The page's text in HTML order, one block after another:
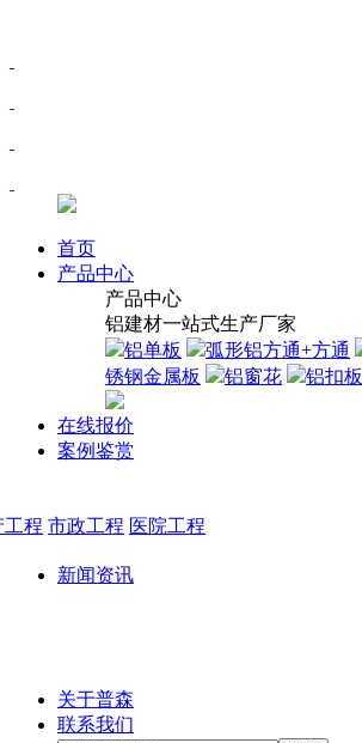
首页
产品中心
产品中心
铝建材一站式生产厂家
铝单板
弧形铝方通+方通
锈钢金属板
铝窗花 铝扣板
在线报价
案例鉴赏
工程 市政工程 医院工程
新闻资讯
关于普森
联系我们